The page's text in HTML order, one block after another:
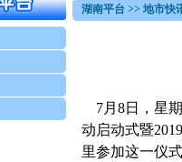
湖南平台 >> 地市快
7月8日，星
动启动式暨
里参加这一仪式